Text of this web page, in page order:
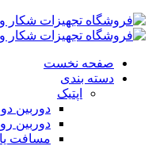
صفحه نخست
دسته بندی
اپتیک
دوربین
دوربین
مسافت